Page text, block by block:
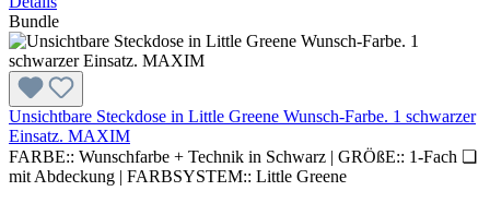
Bundle
Unsichtbare Steckdose in Little Greene Wunsch-Farbe. 1 schwarzer
Einsatz. MAXIM
FARBE:: Wunschfarbe + Technik in Schwarz | GRÖßE:: 1-Fach ❏
mit Abdeckung | FARBSYSTEM:: Little Greene